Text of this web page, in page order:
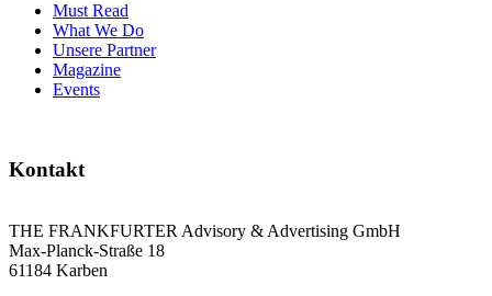
Must Read
What We Do
Unsere Partner
Magazine
Events
Kontakt
THE FRANKFURTER Advisory & Advertising GmbH
Max-Planck-Straße 18
61184 Karben